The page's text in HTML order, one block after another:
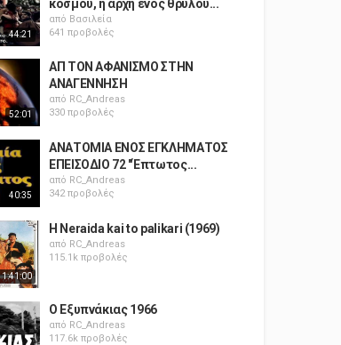
44:21
κόσμου, η αρχή ενός θρύλου...
από Βασιλεία
641 προβολές
52:01
ΑΠ ΤΟΝ ΑΦΑΝΙΣΜΟ ΣΤΗΝ
ΑΝΑΓΕΝΝΗΣΗ
από RC_Andreas
330 προβολές
40:35
ΑΝΑΤΟΜΙΑ ΕΝΟΣ ΕΓΚΛΗΜΑΤΟΣ
ΕΠΕΙΣΟΔΙΟ 72 "Έπτωτος...
από RC_Andreas
342 προβολές
1:41:00
H Neraida kai to palikari (1969)
από RC_Andreas
115.1k προβολές
Ο Εξυπνάκιας 1966
από RC_Andreas
117.6k προβολές